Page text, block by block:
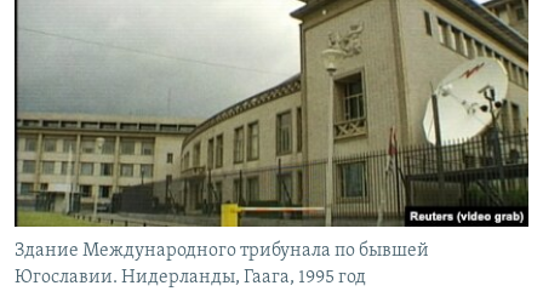
Здание Международного трибунала по бывшей
Югославии. Нидерланды, Гаага, 1995 год